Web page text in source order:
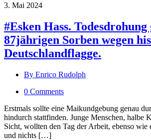
3. Mai 2024
#Esken Hass. Todesdrohung
87jährigen Sorben wegen
Deutschlandflagge.
By Enrico Rudolph
0 Comments
Erstmals sollte eine Maikundgebung genau
hindurch stattfinden. Junge Menschen, halbe
Sicht, wollten den Tag der Arbeit, ebenso wie
und nichts […]